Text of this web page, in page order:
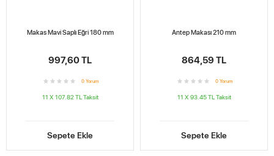
Makas Mavi Saplı Eğri 180 mm
997,60 TL
0 Yorum
11 X 107.82 TL Taksit
Sepete Ekle
Antep Makası 210 mm
864,59 TL
0 Yorum
11 X 93.45 TL Taksit
Sepete Ekle